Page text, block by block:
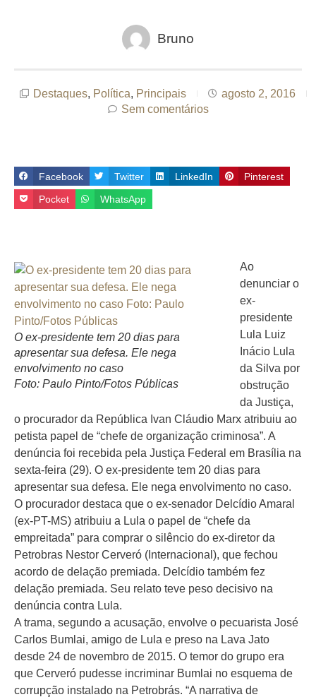
Bruno
Destaques, Política, Principais
agosto 2, 2016
Sem comentários
Facebook Twitter LinkedIn Pinterest
Pocket WhatsApp
O ex-presidente tem 20 dias para
apresentar sua defesa. Ele nega
envolvimento no caso
Foto: Paulo Pinto/Fotos Públicas
Ao
denunciar o
ex-
presidente
Lula Luiz
Inácio Lula
da Silva por
obstrução
da Justiça,
o procurador da República Ivan Cláudio Marx atribuiu ao
petista papel de “chefe de organização criminosa”. A
denúncia foi recebida pela Justiça Federal em Brasília na
sexta-feira (29). O ex-presidente tem 20 dias para
apresentar sua defesa. Ele nega envolvimento no caso.
O procurador destaca que o ex-senador Delcídio Amaral
(ex-PT-MS) atribuiu a Lula o papel de “chefe da
empreitada” para comprar o silêncio do ex-diretor da
Petrobras Nestor Cerveró (Internacional), que fechou
acordo de delação premiada. Delcídio também fez
delação premiada. Seu relato teve peso decisivo na
denúncia contra Lula.
A trama, segundo a acusação, envolve o pecuarista José
Carlos Bumlai, amigo de Lula e preso na Lava Jato
desde 24 de novembro de 2015. O temor do grupo era
que Cerveró pudesse incriminar Bumlai no esquema de
corrupção instalado na Petrobrás. “A narrativa de